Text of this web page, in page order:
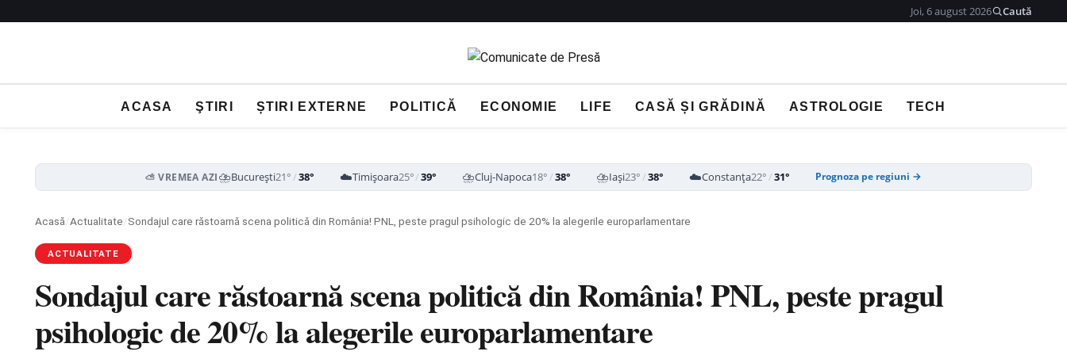
Joi, 6 august 2026 Caută
ACASA ŞTIRI ȘTIRI EXTERNE POLITICĂ ECONOMIE LIFE CASĂ ȘI GRĂDINĂ ASTROLOGIE TECH
⛅ VREMEA AZI ⛈️București21°/38° ☁️Timișoara25°/39° ⛈️Cluj-Napoca18°/38° ⛈️Iași23°/38° ☁️Constanța22°/31° Prognoza pe regiuni →
Acasă/Actualitate/ Sondajul care răstoarnă scena politică din România! PNL, peste pragul psihologic de 20% la alegerile europarlamentare
ACTUALITATE
Sondajul care răstoarnă scena politică din România! PNL, peste pragul
psihologic de 20% la alegerile europarlamentare